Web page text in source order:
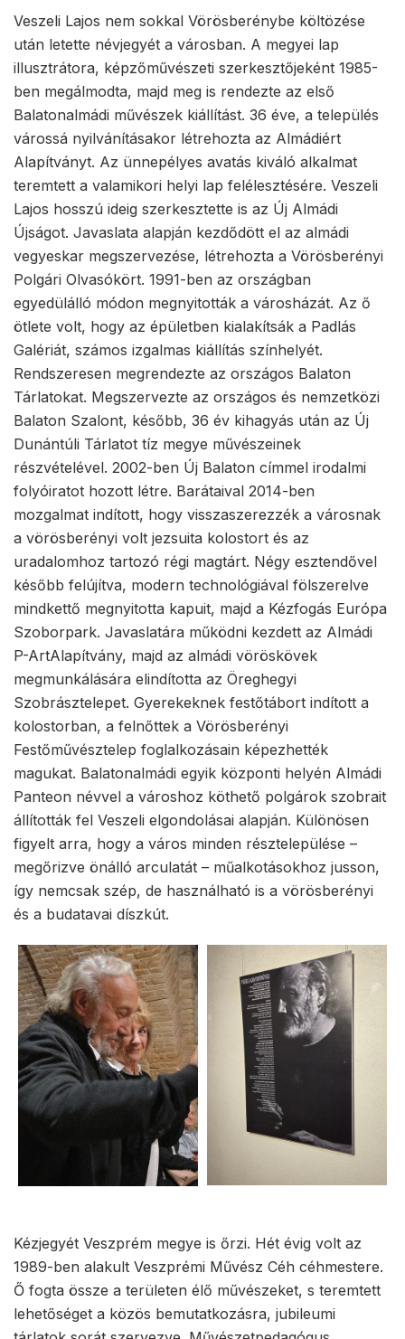
Veszeli Lajos nem sokkal Vörösberénybe költözése
után letette névjegyét a városban. A megyei lap
illusztrátora, képzőművészeti szerkesztőjeként 1985-
ben megálmodta, majd meg is rendezte az első
Balatonalmádi művészek kiállítást. 36 éve, a település
várossá nyilvánításakor létrehozta az Almádiért
Alapítványt. Az ünnepélyes avatás kiváló alkalmat
teremtett a valamikori helyi lap felélesztésére. Veszeli
Lajos hosszú ideig szerkesztette is az Új Almádi
Újságot. Javaslata alapján kezdődött el az almádi
vegyeskar megszervezése, létrehozta a Vörösberényi
Polgári Olvasókört. 1991-ben az országban
egyedülálló módon megnyitották a városházát. Az ő
ötlete volt, hogy az épületben kialakítsák a Padlás
Galériát, számos izgalmas kiállítás színhelyét.
Rendszeresen megrendezte az országos Balaton
Tárlatokat. Megszervezte az országos és nemzetközi
Balaton Szalont, később, 36 év kihagyás után az Új
Dunántúli Tárlatot tíz megye művészeinek
részvételével. 2002-ben Új Balaton címmel irodalmi
folyóiratot hozott létre. Barátaival 2014-ben
mozgalmat indított, hogy visszaszerezzék a városnak
a vörösberényi volt jezsuita kolostort és az
uradalomhoz tartozó régi magtárt. Négy esztendővel
később felújítva, modern technológiával fölszerelve
mindkettő megnyitotta kapuit, majd a Kézfogás Európa
Szoborpark. Javaslatára működni kezdett az Almádi
P-ArtAlapítvány, majd az almádi vöröskövek
megmunkálására elindította az Öreghegyi
Szobrásztelepet. Gyerekeknek festőtábort indított a
kolostorban, a felnőttek a Vörösberényi
Festőművésztelep foglalkozásain képezhették
magukat. Balatonalmádi egyik központi helyén Almádi
Panteon névvel a városhoz köthető polgárok szobrait
állították fel Veszeli elgondolásai alapján. Különösen
figyelt arra, hogy a város minden résztelepülése –
megőrizve önálló arculatát – műalkotásokhoz jusson,
így nemcsak szép, de használható is a vörösberényi
és a budatavai díszkút.
Kézjegyét Veszprém megye is őrzi. Hét évig volt az
1989-ben alakult Veszprémi Művész Céh céhmestere.
Ő fogta össze a területen élő művészeket, s teremtett
lehetőséget a közös bemutatkozásra, jubileumi